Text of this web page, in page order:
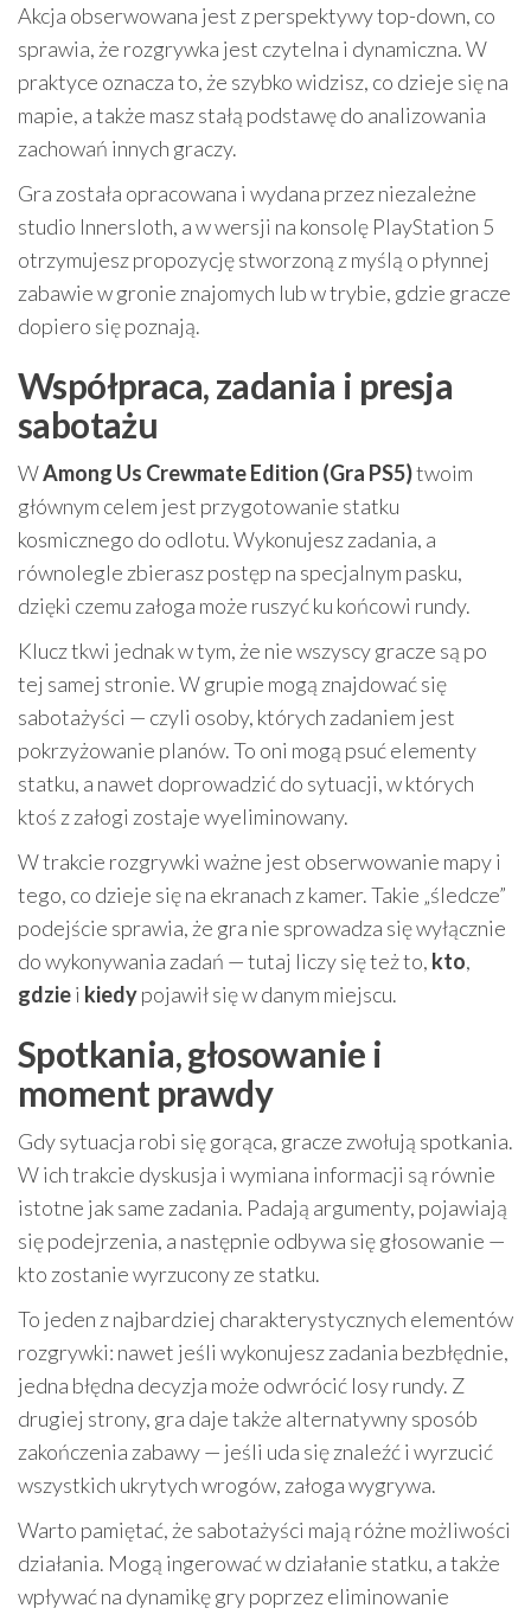
Akcja obserwowana jest z perspektywy top-down, co
sprawia, że rozgrywka jest czytelna i dynamiczna. W
praktyce oznacza to, że szybko widzisz, co dzieje się na
mapie, a także masz stałą podstawę do analizowania
zachowań innych graczy.
Gra została opracowana i wydana przez niezależne
studio Innersloth, a w wersji na konsolę PlayStation 5
otrzymujesz propozycję stworzoną z myślą o płynnej
zabawie w gronie znajomych lub w trybie, gdzie gracze
dopiero się poznają.
Współpraca, zadania i presja
sabotażu
WAmong Us Crewmate Edition (Gra PS5)twoim
głównym celem jest przygotowanie statku
kosmicznego do odlotu. Wykonujesz zadania, a
równolegle zbierasz postęp na specjalnym pasku,
dzięki czemu załoga może ruszyć ku końcowi rundy.
Klucz tkwi jednak w tym, że nie wszyscy gracze są po
tej samej stronie. W grupie mogą znajdować się
sabotażyści — czyli osoby, których zadaniem jest
pokrzyżowanie planów. To oni mogą psuć elementy
statku, a nawet doprowadzić do sytuacji, w których
ktoś z załogi zostaje wyeliminowany.
W trakcie rozgrywki ważne jest obserwowanie mapy i
tego, co dzieje się na ekranach z kamer. Takie „śledcze”
podejście sprawia, że gra nie sprowadza się wyłącznie
do wykonywania zadań — tutaj liczy się też to, kto,
gdziei kiedypojawił się w danym miejscu.
Spotkania, głosowanie i
moment prawdy
Gdy sytuacja robi się gorąca, gracze zwołują spotkania.
W ich trakcie dyskusja i wymiana informacji są równie
istotne jak same zadania. Padają argumenty, pojawiają
się podejrzenia, a następnie odbywa się głosowanie —
kto zostanie wyrzucony ze statku.
To jeden z najbardziej charakterystycznych elementów
rozgrywki: nawet jeśli wykonujesz zadania bezbłędnie,
jedna błędna decyzja może odwrócić losy rundy. Z
drugiej strony, gra daje także alternatywny sposób
zakończenia zabawy — jeśli uda się znaleźć i wyrzucić
wszystkich ukrytych wrogów, załoga wygrywa.
Warto pamiętać, że sabotażyści mają różne możliwości
działania. Mogą ingerować w działanie statku, a także
wpływać na dynamikę gry poprzez eliminowanie